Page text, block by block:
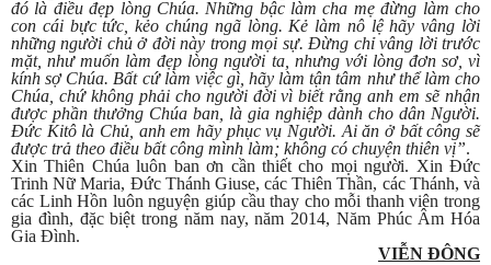
đó là điều đẹp lòng Chúa. Những bậc làm cha mẹ đừng làm cho
con cái bực tức, kẻo chúng ngã lòng. Kẻ làm nô lệ hãy vâng lời
những người chủ ở đời này trong mọi sự. Đừng chỉ vâng lời trước
mặt, như muốn làm đẹp lòng người ta, nhưng với lòng đơn sơ, vì
kính sợ Chúa. Bất cứ làm việc gì, hãy làm tận tâm như thể làm cho
Chúa, chứ không phải cho người đời vì biết rằng anh em sẽ nhận
được phần thưởng Chúa ban, là gia nghiệp dành cho dân Người.
Đức Kitô là Chủ, anh em hãy phục vụ Người. Ai ăn ở bất công sẽ
được trả theo điều bất công mình làm; không có chuyện thiên vị”.
Xin Thiên Chúa luôn ban ơn cần thiết cho mọi người. Xin Đức
Trinh Nữ Maria, Đức Thánh Giuse, các Thiên Thần, các Thánh, và
các Linh Hồn luôn nguyện giúp cầu thay cho mỗi thanh viên trong
gia đình, đặc biệt trong năm nay, năm 2014, Năm Phúc Âm Hóa
Gia Đình.
VIỄN ĐÔNG